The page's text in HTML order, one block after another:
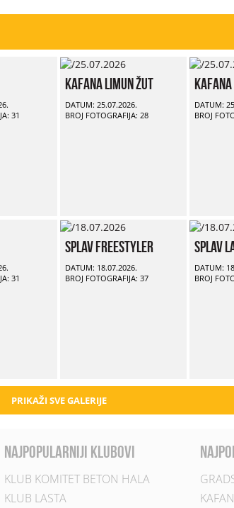
31
Kafana Limun Žut
DATUM: 25.07.2026.
BROJ FOTOGRAFIJA: 28
DATUM:
BROJ
31
Splav Freestyler
DATUM: 18.07.2026.
BROJ FOTOGRAFIJA: 37
Splav
DATUM:
BROJ
PRIKAŽI SVE GALERIJE
najpopularniji klubovi
KLUB KOMITET BETON HALA
KLUB LASTA